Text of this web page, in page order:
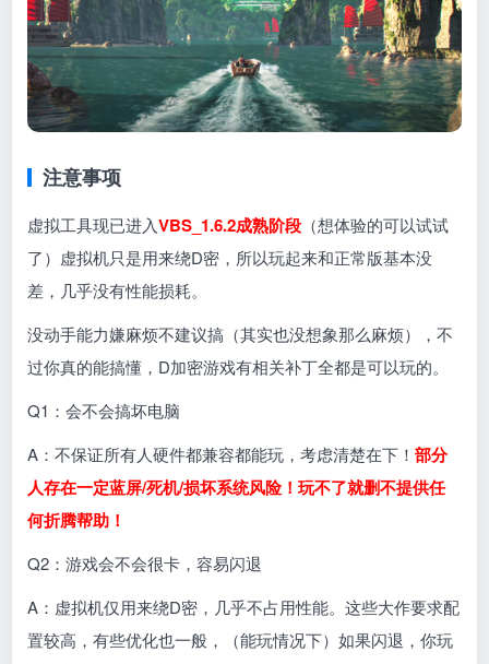
注意事项
虚拟工具现已进入VBS_1.6.2成熟阶段 （想体验的可以试试
了）虚拟机只是用来绕D密，所以玩起来和正常版基本没
差，几乎没有性能损耗。
没动手能力嫌麻烦不建议搞（其实也没想象那么麻烦），不
过你真的能搞懂，D加密游戏有相关补丁全都是可以玩的。
Q1：会不会搞坏电脑
A：不保证所有人硬件都兼容都能玩，考虑清楚在下！部分
人存在一定蓝屏/死机/损坏系统风险！玩不了就删不提供任
何折腾帮助！
Q2：游戏会不会很卡，容易闪退
A：虚拟机仅用来绕D密，几乎不占用性能。这些大作要求配
置较高，有些优化也一般，（能玩情况下）如果闪退，你玩